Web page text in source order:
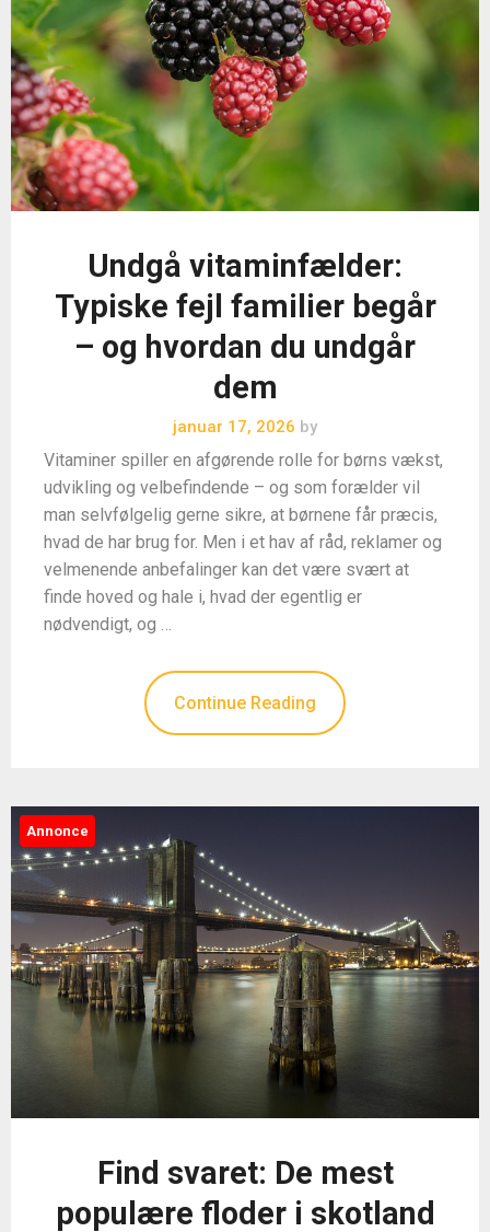
Undgå vitaminfælder:
Typiske fejl familier begår
– og hvordan du undgår
dem
januar 17, 2026 by
Vitaminer spiller en afgørende rolle for børns vækst,
udvikling og velbefindende – og som forælder vil
man selvfølgelig gerne sikre, at børnene får præcis,
hvad de har brug for. Men i et hav af råd, reklamer og
velmenende anbefalinger kan det være svært at
finde hoved og hale i, hvad der egentlig er
nødvendigt, og …
Continue Reading
Annonce
Find svaret: De mest
populære floder i skotland